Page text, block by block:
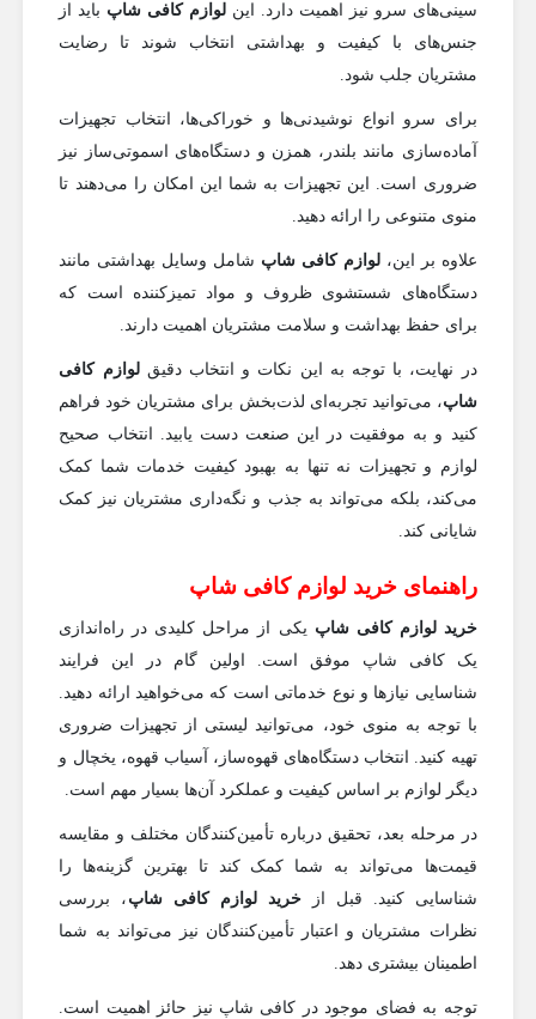
سینی‌های سرو نیز اهمیت دارد. اینلوازم کافی شاپباید از
جنس‌های با کیفیت و بهداشتی انتخاب شوند تا رضایت
مشتریان جلب شود.
برای سرو انواع نوشیدنی‌ها و خوراکی‌ها، انتخاب تجهیزات
آماده‌سازی مانند بلندر، همزن و دستگاه‌های اسموتی‌ساز نیز
ضروری است. این تجهیزات به شما این امکان را می‌دهند تا
منوی متنوعی را ارائه دهید.
علاوه بر این،لوازم کافی شاپشامل وسایل بهداشتی مانند
دستگاه‌های شستشوی ظروف و مواد تمیزکننده است که
برای حفظ بهداشت و سلامت مشتریان اهمیت دارند.
در نهایت، با توجه به این نکات و انتخاب دقیقلوازم کافی
شاپ، می‌توانید تجربه‌ای لذت‌بخش برای مشتریان خود فراهم
کنید و به موفقیت در این صنعت دست یابید. انتخاب صحیح
لوازم و تجهیزات نه تنها به بهبود کیفیت خدمات شما کمک
می‌کند، بلکه می‌تواند به جذب و نگه‌داری مشتریان نیز کمک
شایانی کند.
راهنمای خرید لوازم کافی شاپ
خرید لوازم کافی شاپیکی از مراحل کلیدی در راه‌اندازی
یک کافی شاپ موفق است. اولین گام در این فرایند
شناسایی نیازها و نوع خدماتی است که می‌خواهید ارائه دهید.
با توجه به منوی خود، می‌توانید لیستی از تجهیزات ضروری
تهیه کنید. انتخاب دستگاه‌های قهوه‌ساز، آسیاب قهوه، یخچال و
دیگر لوازم بر اساس کیفیت و عملکرد آن‌ها بسیار مهم است.
در مرحله بعد، تحقیق درباره تأمین‌کنندگان مختلف و مقایسه
قیمت‌ها می‌تواند به شما کمک کند تا بهترین گزینه‌ها را
شناسایی کنید. قبل از
خرید لوازم کافی شاپ، بررسی
نظرات مشتریان و اعتبار تأمین‌کنندگان نیز می‌تواند به شما
اطمینان بیشتری دهد.
توجه به فضای موجود در کافی شاپ نیز حائز اهمیت است.